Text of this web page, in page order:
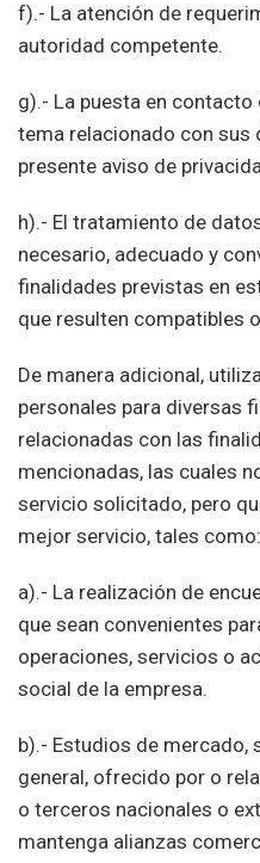
f).- La atención de
autoridad competente.
g).- La puesta en
tema relacionado con sus
presente aviso de
h).- El tratamiento de
necesario, adecuado y
finalidades previstas en
que resulten compatibles
De manera adicional,
personales para diversas
relacionadas con las
mencionadas, las cuales
servicio solicitado, pero
mejor servicio, tales como:
a).- La realización de
que sean convenientes
operaciones, servicios o
social de la empresa.
b).- Estudios de mercado,
general, ofrecido por o
o terceros nacionales o
mantenga alianzas